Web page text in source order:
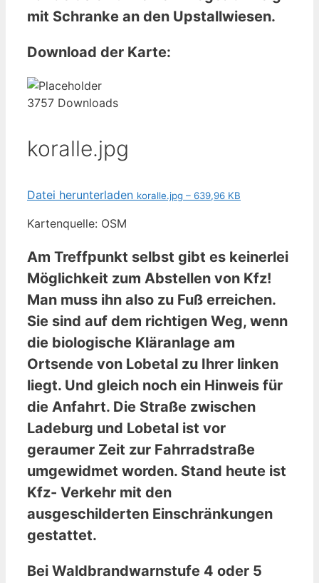
mit Schranke an den Upstallwiesen.
Download der Karte:
3757 Downloads
koralle.jpg
Datei herunterladen koralle.jpg – 639,96 KB
Kartenquelle: OSM
Am Treffpunkt selbst gibt es keinerlei
Möglichkeit zum Abstellen von Kfz!
Man muss ihn also zu Fuß erreichen.
Sie sind auf dem richtigen Weg, wenn
die biologische Kläranlage am
Ortsende von Lobetal zu Ihrer linken
liegt. Und gleich noch ein Hinweis für
die Anfahrt. Die Straße zwischen
Ladeburg und Lobetal ist vor
geraumer Zeit zur Fahrradstraße
umgewidmet worden. Stand heute ist
Kfz- Verkehr mit den
ausgeschilderten Einschränkungen
gestattet.
Bei Waldbrandwarnstufe 4 oder 5